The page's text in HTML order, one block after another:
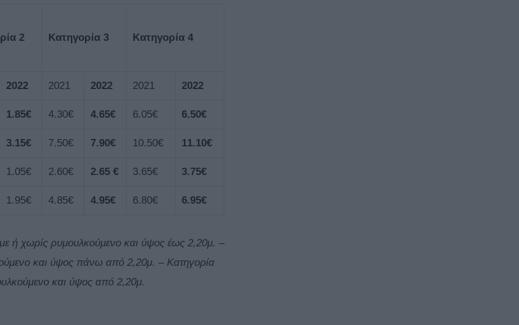
2 Κατηγορία 3 Κατηγορία 4
2022 2021 2022 2021 2022
1.85€ 4.30€ 4.65€ 6.05€ 6.50€
3.15€ 7.50€ 7.90€ 10.50€ 11.10€
1.05€ 2.60€ 2.65 € 3.65€ 3.75€
1.95€ 4.85€ 4.95€ 6.80€ 6.95€
ή χωρίς ρυμουλκούμενο και ύψος έως 2,20μ. –
και ύψος πάνω από 2,20μ. – Κατηγορία
και ύψος από 2,20μ.